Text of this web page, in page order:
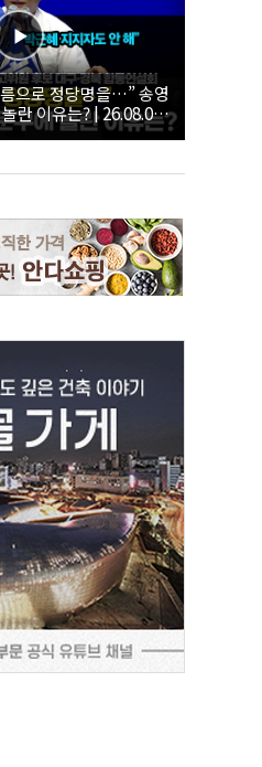
으로 정당명을…” 송영
란 이유는? | 26.08.09
최고위원 후보 대구·경